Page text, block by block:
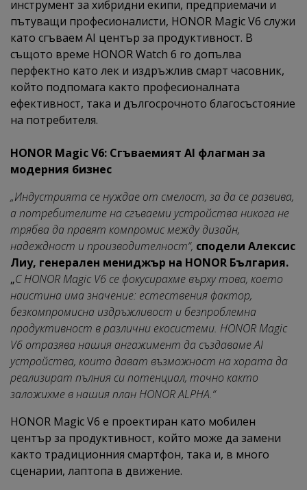
инструмент за хибридни екипи, предприемачи и
пътуващи професионалисти, HONOR Magic V6 служи
като сгъваем AI център за продуктивност. В
същото време HONOR Watch 6 го допълва
перфектно като лек и издръжлив смарт часовник,
който подпомага както професионалната
ефективност, така и дългосрочното благосъстояние
на потребителя.
HONOR Magic V6: Сгъваемият AI флагман за
модерния бизнес
„Индустрията се нуждае от смелост, за да се развива,
а потребителите на сгъваеми устройства никога не
трябва да правят компромис между дизайн,
надеждност и производителност“, сподели Алексис
Лиу, генерален мениджър на HONOR България.
„С HONOR Magic V6 се фокусирахме върху това, което
наистина има значение: естествения фактор,
безкомпромисна издръжливост и безпроблемна
продуктивност в различни екосистеми. HONOR Magic
V6 отразява нашия ангажимент да създаваме AI
устройства, които дават възможност на хората да
реализират пълния си потенциал, точно както
заложихме в нашия план HONOR ALPHA.“
HONOR Magic V6 е проектиран като мобилен
център за продуктивност, който може да замени
както традиционния смартфон, така и, в много
сценарии, лаптопа в движение.